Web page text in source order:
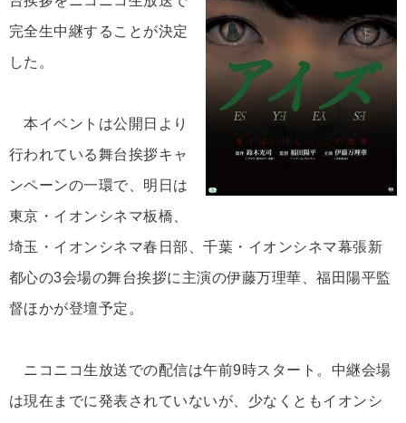
完全生中継することが決定
した。
本イベントは公開日より
行われている舞台挨拶キャ
ンペーンの一環で、明日は
東京・イオンシネマ板橋、
埼玉・イオンシネマ春日部、千葉・イオンシネマ幕張新
都心の3会場の舞台挨拶に主演の伊藤万理華、福田陽平監
督ほかが登壇予定。
ニコニコ生放送での配信は午前9時スタート。中継会場
は現在までに発表されていないが、少なくともイオンシ